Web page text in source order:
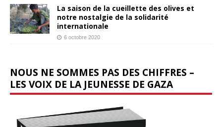
La saison de la cueillette des olives et
notre nostalgie de la solidarité
internationale
6 octobre 2020
NOUS NE SOMMES PAS DES CHIFFRES –
LES VOIX DE LA JEUNESSE DE GAZA